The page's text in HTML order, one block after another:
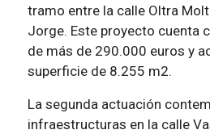
tramo entre la calle Oltra
Jorge. Este proyecto cuenta
de más de 290.000 euros y
superficie de 8.255 m2.
La segunda actuación
infraestructuras en la calle